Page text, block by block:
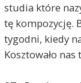
studia które
tę kompozycję.
tygodni, kiedy
Kosztowało